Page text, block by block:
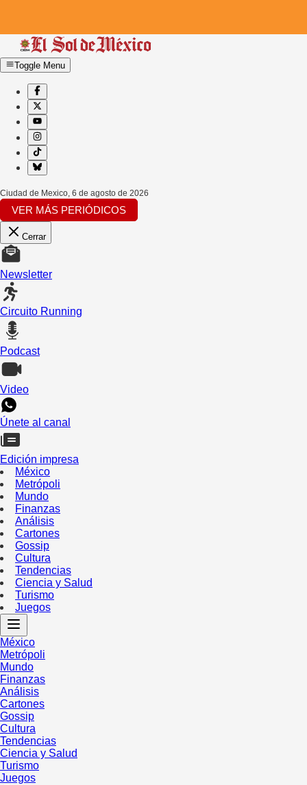
Toggle Menu
Ciudad de Mexico, 6 de agosto de 2026
VER MÁS PERIÓDICOS
Cerrar
Newsletter
Circuito Running
Podcast
Video
Únete al canal
Edición impresa
México
Metrópoli
Mundo
Finanzas
Análisis
Cartones
Gossip
Cultura
Tendencias
Ciencia y Salud
Turismo
Juegos
México
Metrópoli
Mundo
Finanzas
Análisis
Cartones
Gossip
Cultura
Tendencias
Ciencia y Salud
Turismo
Juegos